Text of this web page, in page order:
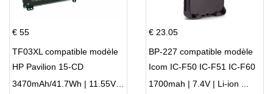
€ 55
TF03XL compatible modèle
HP Pavilion 15-CD
3470mAh/41.7Wh | 11.55V | Li-ion ...
€ 23.05
BP-227 compatible modèle
Icom IC-F50 IC-F51 IC-F60
IC-F61 IC-M87
1700mah | 7.4V | Li-ion ...